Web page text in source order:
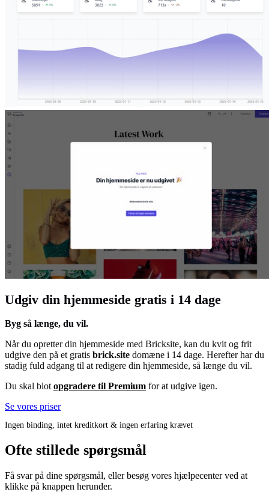
Udgiv din hjemmeside gratis i 14 dage
Byg så længe, du vil.
Når du opretter din hjemmeside med Bricksite, kan du kvit og frit
udgive den på et gratis brick.site domæne i 14 dage. Herefter har du
stadig fuld adgang til at redigere din hjemmeside, så længe du vil.
Du skal blot opgradere til Premium for at udgive igen.
Se vores priser
Ingen binding, intet kreditkort & ingen erfaring krævet
Ofte stillede spørgsmål
Få svar på dine spørgsmål, eller besøg vores hjælpecenter ved at
klikke på knappen herunder.